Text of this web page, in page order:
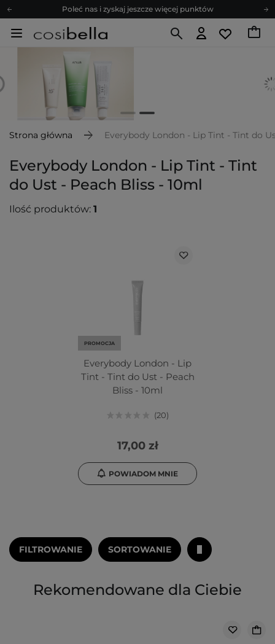
Poleć nas i zyskaj jeszcze więcej punktów
Zapisz się na newsletter pełen porad
Z nami to możliwe! Realizacja zamówienia do 24h.
Poleć nas i zyskaj jeszcze więcej punktów
Zapisz się na newsletter pełen porad
Strona główna Everybody London - Lip Tint - Tint do
Everybody London - Lip Tint - Tint
do Ust - Peach Bliss - 10ml
Ilość produktów: 1
PROMOCJA
Everybody London - Lip
Tint - Tint do Ust - Peach
Bliss - 10ml
20
17,00 zł
POWIADOM MNIE
FILTROWANIE SORTOWANIE
Rekomendowane dla Ciebie